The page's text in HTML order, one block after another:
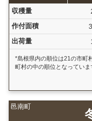
収穫量
作付面積
出荷量
*島根県内の順位は21の市町
町村の中の順位となっていま
邑南町